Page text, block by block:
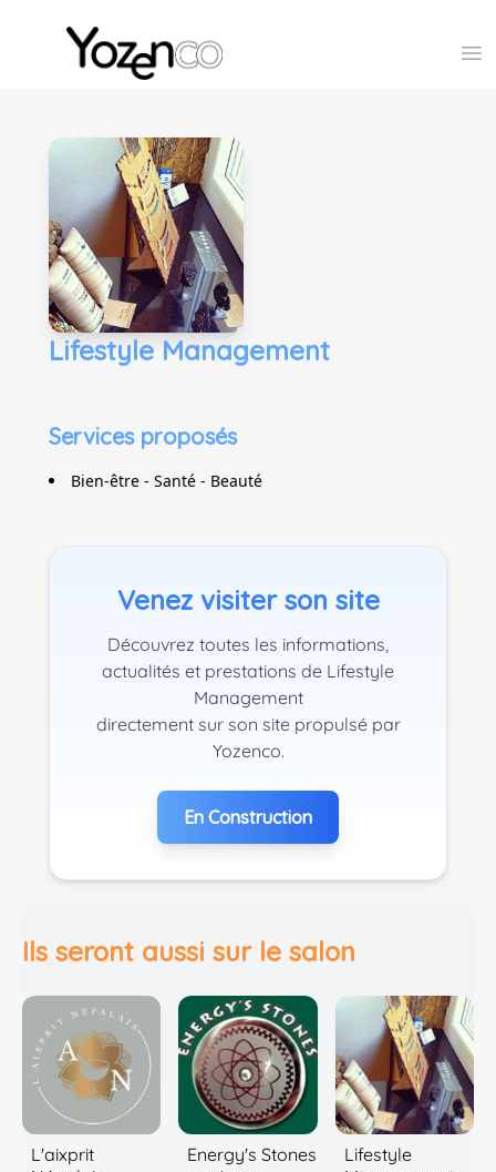
Yozenco - Organisateur de Salons, Evénements et
Lifestyle Management
Services proposés
Bien-être - Santé - Beauté
Venez visiter son site
Découvrez toutes les informations,
actualités et prestations de Lifestyle
Management
directement sur son site propulsé par
Yozenco.
En Construction
Ils seront aussi sur le salon
L'aixprit
Energy's Stones
Lifestyle